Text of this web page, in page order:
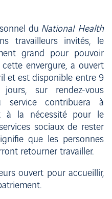
du National Health
travailleurs invités, le
grand pour pouvoir
envergure, a ouvert
et est disponible entre 9
sur rendez-vous
service contribuera à
à la nécessité pour le
sociaux de rester
que les personnes
retourner travailler.
ouvert pour accueillir,